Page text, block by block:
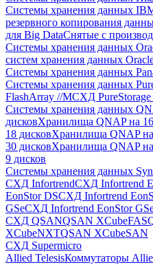
Системы хранения данных
резервного копирования
для Big DataСнятые с
Системы хранения данных
систем хранения данных
Системы хранения данных
Системы хранения данных
FlashArray //MСХД
Системы хранения данных
дисковХранилища QNAP на
18 дисковХранилища QNAP
30 дисковХранилища QNAP
9 дисков
Системы хранения данных
СХД InfortrendСХД Infortrend
EonStor DSСХД Infortrend
GSeСХД Infortrend EonStor
СХД QSANQSAN XCubeFAS
XCubeNXTQSAN XCubeSAN
СХД Supermicro
Allied TelesisКоммутаторы